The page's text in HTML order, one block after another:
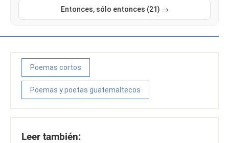
Entonces, sólo entonces (21) →
Poemas cortos
Poemas y poetas guatemaltecos
Leer también: